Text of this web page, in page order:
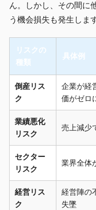
ん。しかし、その間に
う機会損失も発生しま
リスクの
種類
具体例
倒産リス
ク
企業が経
価がゼロ
業績悪化
リスク
売上減少
セクター
リスク
業界全体
経営リス
ク
経営陣の
失墜